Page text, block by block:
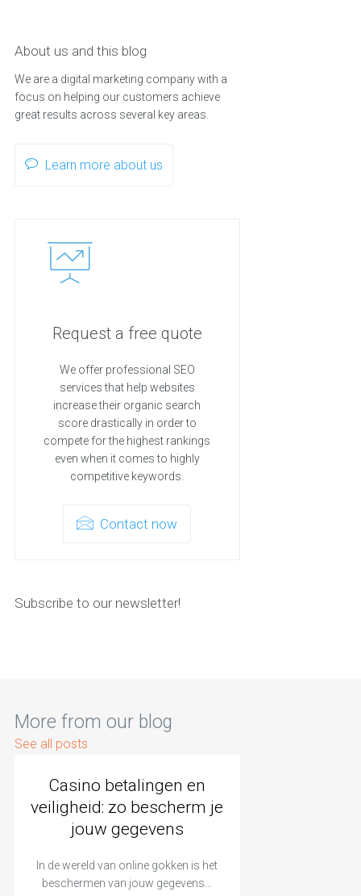
About us and this blog
We are a digital marketing company with a
focus on helping our customers achieve
great results across several key areas.
Learn more about us
Request a free quote
We offer professional SEO
services that help websites
increase their organic search
score drastically in order to
compete for the highest rankings
even when it comes to highly
competitive keywords.
Contact now
Subscribe to our newsletter!
More from our blog
See all posts
Casino betalingen en
veiligheid: zo bescherm je
jouw gegevens
In de wereld van online gokken is het
beschermen van jouw gegevens…